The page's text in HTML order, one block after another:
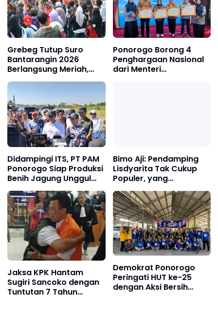
Grebeg Tutup Suro
Bantarangin 2026
Berlangsung Meriah,
Semangat Lestarikan
Ponorogo
Ponorogo Borong 4
Penghargaan Nasional
dari Menteri
Didampingi ITS, PT PAM
Ponorogo Siap Produksi
Benih Jagung Unggul
MTE 09, Mentan Amran
Langsung Pesan untuk
13 Ribu Hektare
Bimo Aji: Pendamping
Lisdyarita Tak Cukup
Populer, yang
Terpenting Mampu
Seirama Membangun
Ponorogo
Jaksa KPK Hantam
Sugiri Sancoko dengan
Tuntutan 7 Tahun
Demokrat Ponorogo
Peringati HUT ke-25
dengan Aksi Bersih